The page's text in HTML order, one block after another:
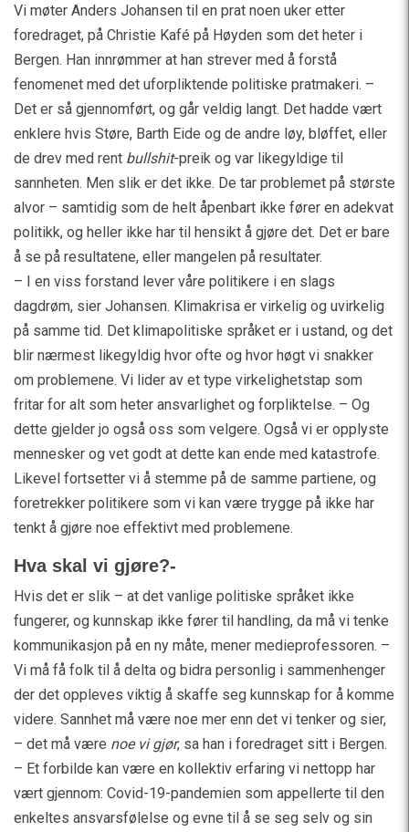
Vi møter Anders Johansen til en prat noen uker etter
foredraget, på Christie Kafé på Høyden som det heter i
Bergen. Han innrømmer at han strever med å forstå
fenomenet med det uforpliktende politiske pratmakeri. –
Det er så gjennomført, og går veldig langt. Det hadde vært
enklere hvis Støre, Barth Eide og de andre løy, bløffet, eller
de drev med rent bullshit-preik og var likegyldige til
sannheten. Men slik er det ikke. De tar problemet på største
alvor – samtidig som de helt åpenbart ikke fører en adekvat
politikk, og heller ikke har til hensikt å gjøre det. Det er bare
å se på resultatene, eller mangelen på resultater.
– I en viss forstand lever våre politikere i en slags
dagdrøm, sier Johansen. Klimakrisa er virkelig og uvirkelig
på samme tid. Det klimapolitiske språket er i ustand, og det
blir nærmest likegyldig hvor ofte og hvor høgt vi snakker
om problemene. Vi lider av et type virkelighetstap som
fritar for alt som heter ansvarlighet og forpliktelse. – Og
dette gjelder jo også oss som velgere. Også vi er opplyste
mennesker og vet godt at dette kan ende med katastrofe.
Likevel fortsetter vi å stemme på de samme partiene, og
foretrekker politikere som vi kan være trygge på ikke har
tenkt å gjøre noe effektivt med problemene.
Hva skal vi gjøre?-
Hvis det er slik – at det vanlige politiske språket ikke
fungerer, og kunnskap ikke fører til handling, da må vi tenke
kommunikasjon på en ny måte, mener medieprofessoren. –
Vi må få folk til å delta og bidra personlig i sammenhenger
der det oppleves viktig å skaffe seg kunnskap for å komme
videre. Sannhet må være noe mer enn det vi tenker og sier,
– det må være noe vi gjør, sa han i foredraget sitt i Bergen.
– Et forbilde kan være en kollektiv erfaring vi nettopp har
vært gjennom: Covid-19-pandemien som appellerte til den
enkeltes ansvarsfølelse og evne til å se seg selv og sin